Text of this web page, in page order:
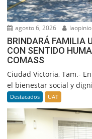
agosto 6, 2026
BRINDARÁ FAMILIA
CON SENTIDO
COMASS
Ciudad Victoria, Tam.-
el bienestar social y
Destacados UAT